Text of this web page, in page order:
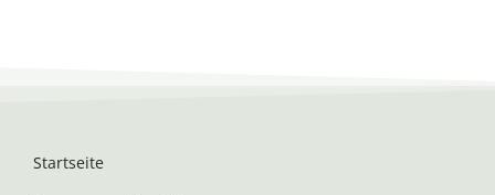
Startseite